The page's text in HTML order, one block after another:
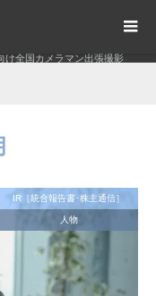
け全国カメラマン出張撮影
IR［統合報告書･株主通信］
人物